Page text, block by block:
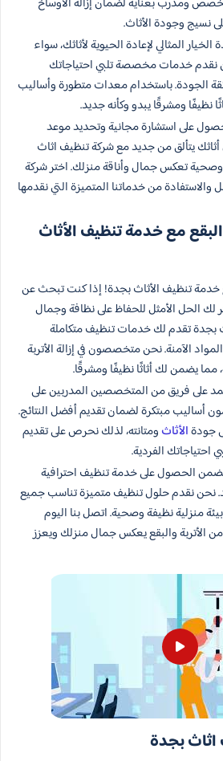
نسيج وجودة الأثاث.
المثالي لإعادة الحيوية لأثاثك، سواء
نقدم خدمات مخصصة تلبي احتياجاتك
الجودة. باستخدام معدات متطورة وأساليب
نظيفًا ومشرقًا يبدو وكأنه جديد.
على استشارة مجانية وتحديد موعد
يتألق من جديد مع شركة تنظيف اثاث
وصحية تعكس جمال وأناقة منزلك. اختر شركة
والاستفادة من خدماتنا المتميزة التي نقدمها
مع خدمة تنظيف الأثاث
خدمة تنظيف الأثاث بجدة! إذا كنت تبحث عن
الحل الأمثل للحفاظ على نظافة وجمال
بجدة تقدم لك خدمات تنظيف متكاملة
الآمنة. نحن متخصصون في إزالة الأتربة
مما يضمن لك أثاثًا نظيفًا ومشرقًا.
على فريق من المتخصصين المدربين على
أساليب مبتكرة لضمان تقديم أفضل النتائج.
جودةالأثاث ومتانته، لذلك نحرص على تقديم
الفردية.
تضمن الحصول على خدمة تنظيف احترافية
نحن نقدم حلول تنظيف متميزة تناسب جميع
منزلية نظيفة وصحية. اتصل بنا اليوم
الأتربة والبقع يعكس جمال منزلك ويعزز
بجدة